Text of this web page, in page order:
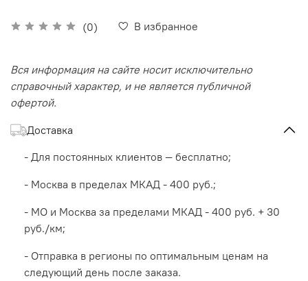
(0) В избранное
Вся информация на сайте носит исключительно
справочный характер, и не является публичной
офертой.
Доставка
- Для постоянных клиентов — бесплатно;
- Москва в пределах МКАД - 400 руб.;
- МО и Москва за пределами МКАД - 400 руб. + 30
руб./км;
- Отправка в регионы по оптимальным ценам на
следующий день после заказа.